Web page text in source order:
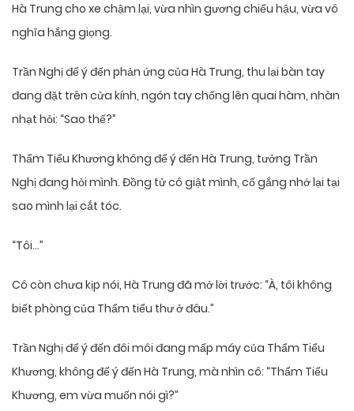
Hà Trung cho xe chậm lại, vừa nhìn gương chiếu hậu, vừa vô
nghĩa hắng giọng.
Trần Nghị để ý đến phản ứng của Hà Trung, thu lại bàn tay
đang đặt trên cửa kính, ngón tay chống lên quai hàm, nhàn
nhạt hỏi: “Sao thế?”
Thẩm Tiểu Khương không để ý đến Hà Trung, tưởng Trần
Nghị đang hỏi mình. Đồng tử cô giật mình, cố gắng nhớ lại tại
sao mình lại cắt tóc.
“Tôi…”
Cô còn chưa kịp nói, Hà Trung đã mở lời trước: “À, tôi không
biết phòng của Thẩm tiểu thư ở đâu.”
Trần Nghị để ý đến đôi môi đang mấp máy của Thẩm Tiểu
Khương, không để ý đến Hà Trung, mà nhìn cô: “Thẩm Tiểu
Khương, em vừa muốn nói gì?”